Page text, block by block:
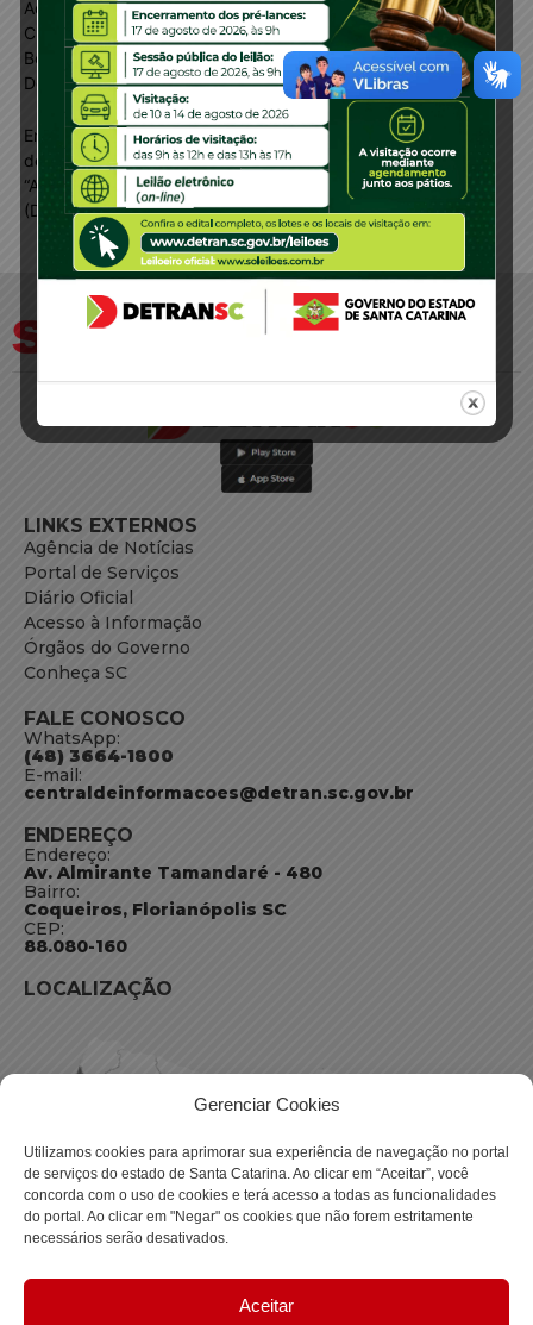
Gerenciar Cookies
Utilizamos cookies para aprimorar sua experiência de navegação no portal
de serviços do estado de Santa Catarina. Ao clicar em “Aceitar”, você
concorda com o uso de cookies e terá acesso a todas as funcionalidades
do portal. Ao clicar em "Negar" os cookies que não forem estritamente
necessários serão desativados.
Aceitar
Administração Prisional; c) Departamento de Justiça e
Cidadania; II – Polícia Militar; III – Polícia Civil; IV – Corpo de
Bombeiros Militar; V – Instituto Geral de Perícias; e VI –
Departamento Estadual de Trânsito.
Em 2021, é aprovada a Lei Complementar nº 789, de 29 de
dezembro de 2021 que transformou o Detran em autarquia.
“Art. 59-A. Fica criado o Departamento Estadual de Trânsito
(DETRAN)”.
LINKS EXTERNOS
Agência de Notícias
Portal de Serviços
Diário Oficial
Acesso à Informação
Órgãos do Governo
Conheça SC
FALE CONOSCO
WhatsApp:
(48) 3664-1800
E-mail:
centraldeinformacoes@detran.sc.gov.br
ENDEREÇO
Endereço:
Av. Almirante Tamandaré - 480
Bairro:
Coqueiros, Florianópolis SC
CEP:
88.080-160
LOCALIZAÇÃO